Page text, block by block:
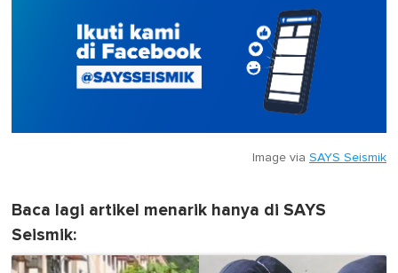
Image via SAYS Seismik
Baca lagi artikel menarik hanya di SAYS
Seismik: